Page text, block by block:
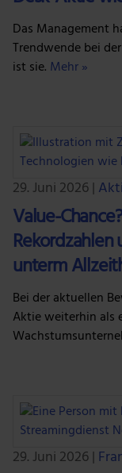
Das Management
Trendwende bei
ist sie. Mehr »
29. Juni 2026 |
Value-
unterm
Bei der aktuellen
Aktie weiterhin als
29. Juni 2026 |